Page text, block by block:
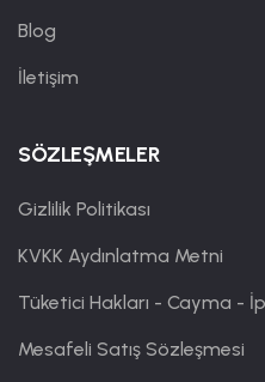
Blog
İletişim
SÖZLEŞMELER
Gizlilik Politikası
KVKK Aydınlatma Metni
Tüketici Hakları - Cayma -
Mesafeli Satış Sözleşmesi